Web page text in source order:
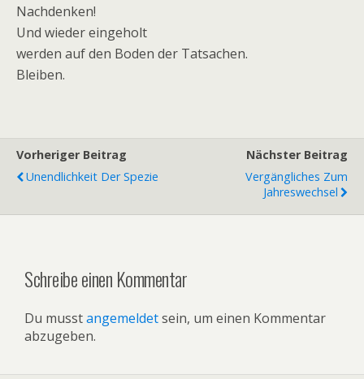
Nachdenken!
Und wieder eingeholt
werden auf den Boden der Tatsachen.
Bleiben.
Vorheriger Beitrag
Unendlichkeit Der Spezie
Nächster Beitrag
Vergängliches Zum
Jahreswechsel
Schreibe einen Kommentar
Du musstangemeldetsein, um einen Kommentar
abzugeben.